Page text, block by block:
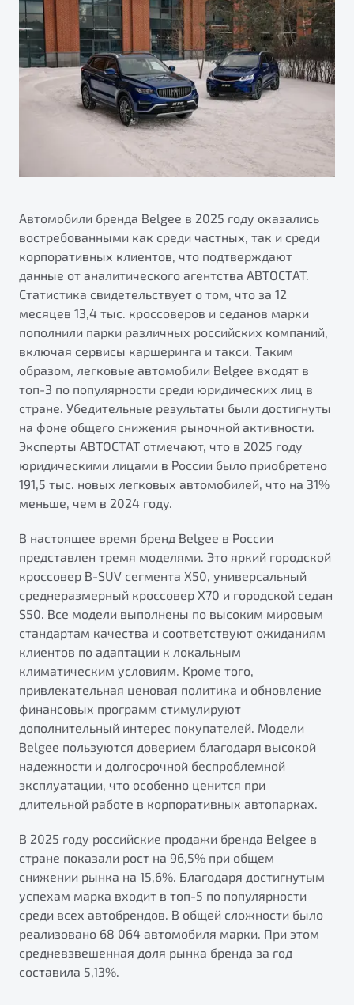
Яркий кроссовер
от 2 219 990 ₽*
В наличии
S50
Элегантный и практичный седан
от 1 699 990 ₽*
Обзор В наличии
X70
Универсальный кроссовер
от 2 499 990 ₽*
В наличии
Автокредит
Трейд-ин
Страхование
Расчет КАСКО
Узнайте о специальных выгодах при покупке
автомобиля Belgee
Подробно
Автомобили в наличии
Тест-драйв
Автокредит
ПОДДЕРЖКА
Гарантия Belgee
Belgee Линк
Belgee Клуб
Реферальная программа
Помощь на дорогах
Будьте еще более уверены на дорогах с программой
"Помощь на дорогах"
Преимущества программы
Запись на сервис
Калькулятор ТО
Клиентская поддержка
О дилерском центре
Правовая информация
Автомобили бренда Belgee в 2025 году оказались
востребованными как среди частных, так и среди
корпоративных клиентов, что подтверждают
данные от аналитического агентства АВТОСТАТ.
Статистика свидетельствует о том, что за 12
месяцев 13,4 тыс. кроссоверов и седанов марки
пополнили парки различных российских компаний,
включая сервисы каршеринга и такси. Таким
образом, легковые автомобили Belgee входят в
топ-3 по популярности среди юридических лиц в
стране. Убедительные результаты были достигнуты
на фоне общего снижения рыночной активности.
Эксперты АВТОСТАТ отмечают, что в 2025 году
юридическими лицами в России было приобретено
191,5 тыс. новых легковых автомобилей, что на 31%
меньше, чем в 2024 году.
В настоящее время бренд Belgee в России
представлен тремя моделями. Это яркий городской
кроссовер B-SUV сегмента X50, универсальный
среднеразмерный кроссовер X70 и городской седан
S50. Все модели выполнены по высоким мировым
стандартам качества и соответствуют ожиданиям
клиентов по адаптации к локальным
климатическим условиям. Кроме того,
привлекательная ценовая политика и обновление
финансовых программ стимулируют
дополнительный интерес покупателей. Модели
Belgee пользуются доверием благодаря высокой
надежности и долгосрочной беспроблемной
эксплуатации, что особенно ценится при
длительной работе в корпоративных автопарках.
В 2025 году российские продажи бренда Belgee в
стране показали рост на 96,5% при общем
снижении рынка на 15,6%. Благодаря достигнутым
успехам марка входит в топ-5 по популярности
среди всех автобрендов. В общей сложности было
реализовано 68 064 автомобиля марки. При этом
средневзвешенная доля рынка бренда за год
составила 5,13%.